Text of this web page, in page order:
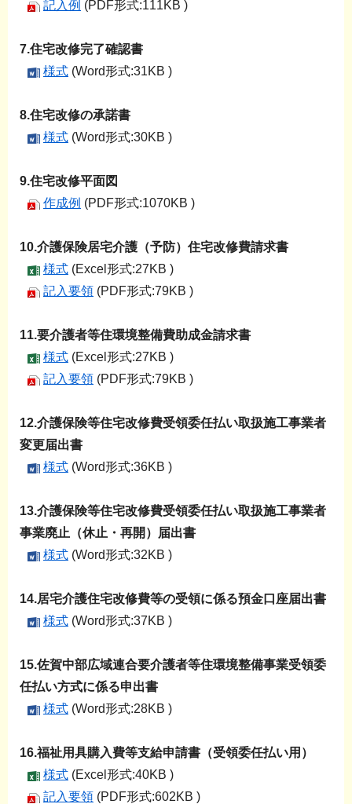
記入例 (PDF形式:111KB )
7.住宅改修完了確認書
様式 (Word形式:31KB )
8.住宅改修の承諾書
様式 (Word形式:30KB )
9.住宅改修平面図
作成例 (PDF形式:1070KB )
10.介護保険居宅介護（予防）住宅改修費請求書
様式 (Excel形式:27KB )
記入要領 (PDF形式:79KB )
11.要介護者等住環境整備費助成金請求書
様式 (Excel形式:27KB )
記入要領 (PDF形式:79KB )
12.介護保険等住宅改修費受領委任払い取扱施工事業者
変更届出書
様式 (Word形式:36KB )
13.介護保険等住宅改修費受領委任払い取扱施工事業者
事業廃止（休止・再開）届出書
様式 (Word形式:32KB )
14.居宅介護住宅改修費等の受領に係る預金口座届出書
様式 (Word形式:37KB )
15.佐賀中部広域連合要介護者等住環境整備事業受領委
任払い方式に係る申出書
様式 (Word形式:28KB )
16.福祉用具購入費等支給申請書（受領委任払い用）
様式 (Excel形式:40KB )
記入要領 (PDF形式:602KB )